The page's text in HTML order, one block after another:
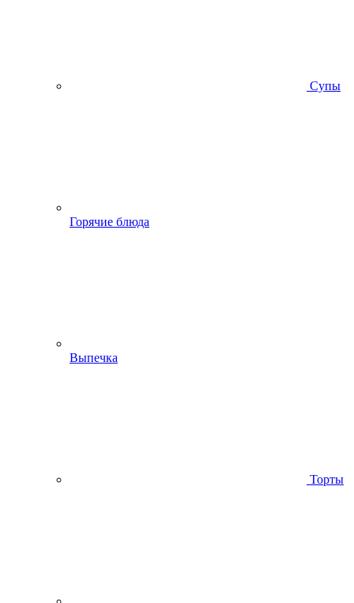
Супы
Горячие блюда
Выпечка
Торты